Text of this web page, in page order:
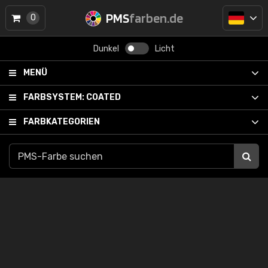
PMSfarben.de
Dunkel Licht
MENÜ
FARBSYSTEM: COATED
FARBKATEGORIEN
0